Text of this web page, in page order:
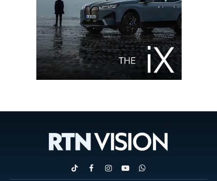
TikTokFacebookInstagram
YouTubeWhatsApp